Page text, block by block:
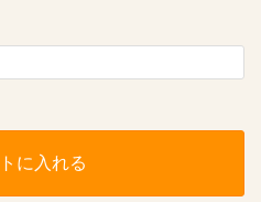
に入れる